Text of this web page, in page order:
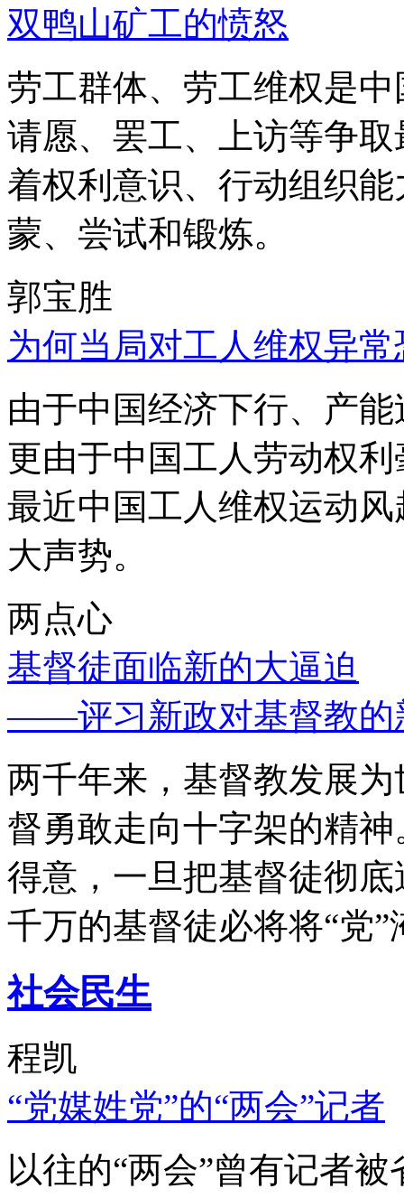
双鸭山矿工的愤怒
劳工群体、劳工维权是
请愿、罢工、上访等争
着权利意识、行动组织
蒙、尝试和锻炼。
郭宝胜
为何当局对工人维权异
由于中国经济下行、产
更由于中国工人劳动权
最近中国工人维权运动
大声势。
两点心
基督徒面临新的大逼迫
——评习新政对基督教的
两千年来，基督教发展
督勇敢走向十字架的精
得意，一旦把基督徒彻
千万的基督徒必将将“党”
社会民生
程凯
“党媒姓党”的“两会”记者
以往的“两会”曾有记者